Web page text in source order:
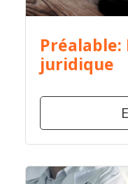
juridique